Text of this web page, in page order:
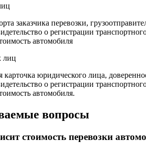
заказчика перевозки,
о регистрации
автомобиля
лиц
карточка юридического лица,
о регистрации
автомобиля.
вопросы
стоимость перевозки